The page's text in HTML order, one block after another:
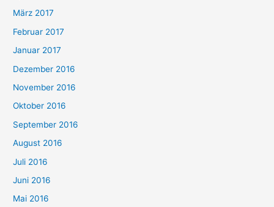
März 2017
Februar 2017
Januar 2017
Dezember 2016
November 2016
Oktober 2016
September 2016
August 2016
Juli 2016
Juni 2016
Mai 2016